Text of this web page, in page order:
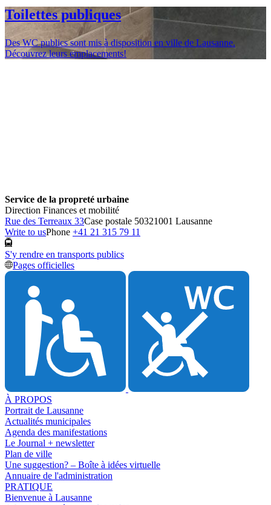
Toilettes publiques
Des WC publics sont mis à disposition en ville de Lausanne.
Découvrez leurs emplacements!
Service de la propreté urbaine
Direction Finances et mobilité
Rue des Terreaux 33Case postale 50321001 Lausanne
Write to usPhone +41 21 315 79 11
S'y rendre en transports publics
Pages officielles
À PROPOS
Portrait de Lausanne
Actualités municipales
Agenda des manifestations
Le Journal + newsletter
Plan de ville
Une suggestion? – Boîte à idées virtuelle
Annuaire de l'administration
PRATIQUE
Bienvenue à Lausanne